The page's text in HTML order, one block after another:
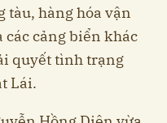
tàu, hàng hóa vận
các cảng biển khác
quyết tình trạng
Lái.